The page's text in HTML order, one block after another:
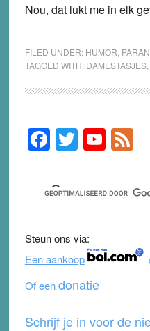
Nou, dat lukt me in elk
FILED UNDER: HUMOR
TAGGED WITH: DAMESTASJES,
Primary
Sidebar
F
a
c
e
b
o
o
k
T
wi
tt
er
Y
o
u
T
b
e
F
e
d
Steun ons via:
Een aankoop
Of eendonatie
Schrijf je in voor de